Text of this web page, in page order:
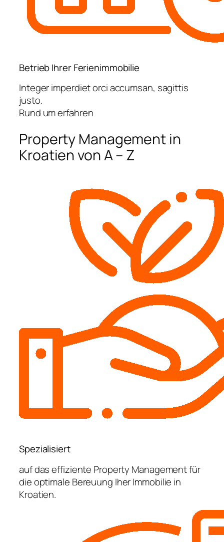
Betrieb Ihrer Ferienimmobilie
Integer imperdiet orci accumsan, sagittis
justo.
Rund um erfahren
Property Management in
Kroatien von A – Z
Spezialisiert
auf das effiziente Property Management für
die optimale Bereuung Iher Immobilie in
Kroatien.